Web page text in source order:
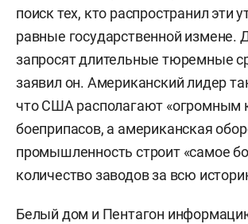
поиск тех, кто распространил эти
равные государственной измене.
запросят длительные тюремные
заявил он. Американский лидер
что США располагают «огромным
боеприпасов, а американская
промышленность строит «самое
количество заводов за всю
Белый дом и Пентагон